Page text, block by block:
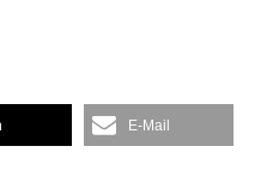
E-Mail